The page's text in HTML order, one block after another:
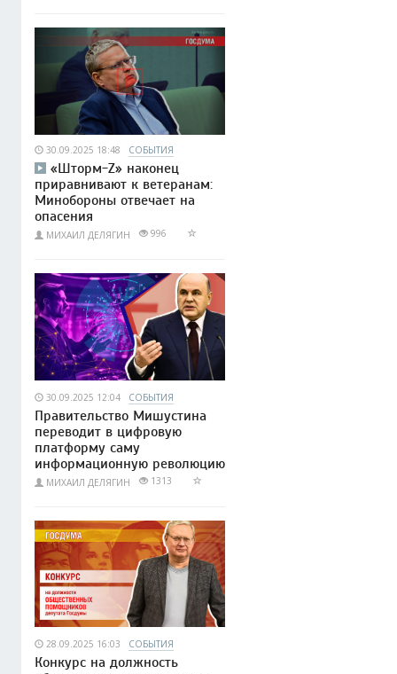
30.09.2025 18:48 СОБЫТИЯ
«Шторм-Z» наконец
приравнивают к ветеранам:
Минобороны отвечает на
опасения
МИХАИЛ ДЕЛЯГИН 996
30.09.2025 12:04 СОБЫТИЯ
Правительство Мишустина
переводит в цифровую
платформу саму
информационную революцию
МИХАИЛ ДЕЛЯГИН 1313
28.09.2025 16:03 СОБЫТИЯ
Конкурс на должность